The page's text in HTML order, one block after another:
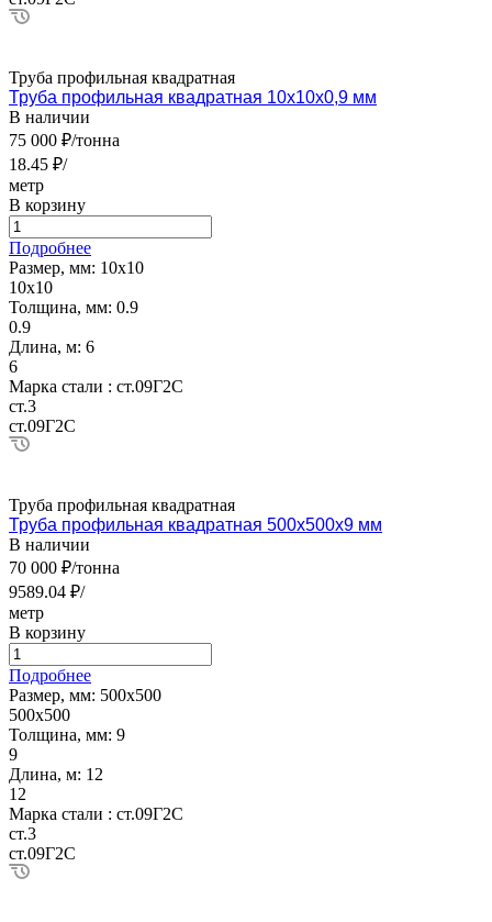
Труба профильная квадратная
Труба профильная квадратная 10х10х0,9 мм
В наличии
75 000 ₽/тонна
18.45 ₽/
метр
В корзину
Подробнее
Размер, мм: 10х10
10х10
Толщина, мм: 0.9
0.9
Длина, м: 6
6
Марка стали : ст.09Г2С
ст.3
ст.09Г2С
Труба профильная квадратная
Труба профильная квадратная 500х500х9 мм
В наличии
70 000 ₽/тонна
9589.04 ₽/
метр
В корзину
Подробнее
Размер, мм: 500х500
500х500
Толщина, мм: 9
9
Длина, м: 12
12
Марка стали : ст.09Г2С
ст.3
ст.09Г2С